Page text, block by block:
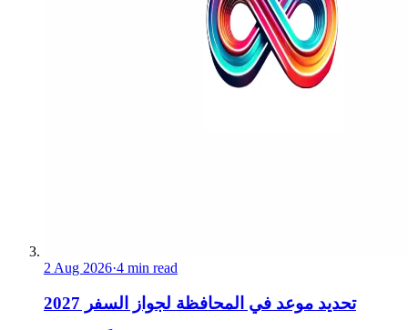
2 Aug 2026·4 min read
تحديد موعد في المحافظة لجواز السفر 2027